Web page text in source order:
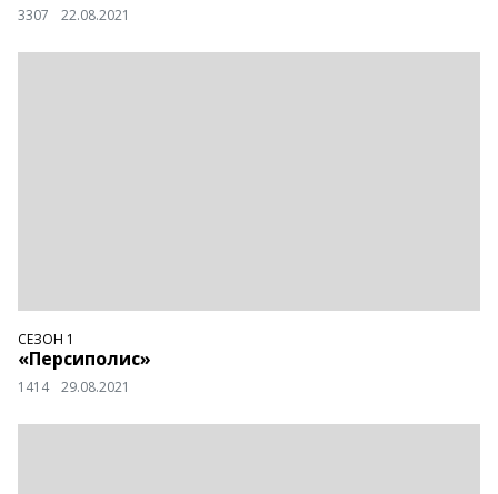
3307 22.08.2021
СЕЗОН 1
«Персиполис»
1414 29.08.2021